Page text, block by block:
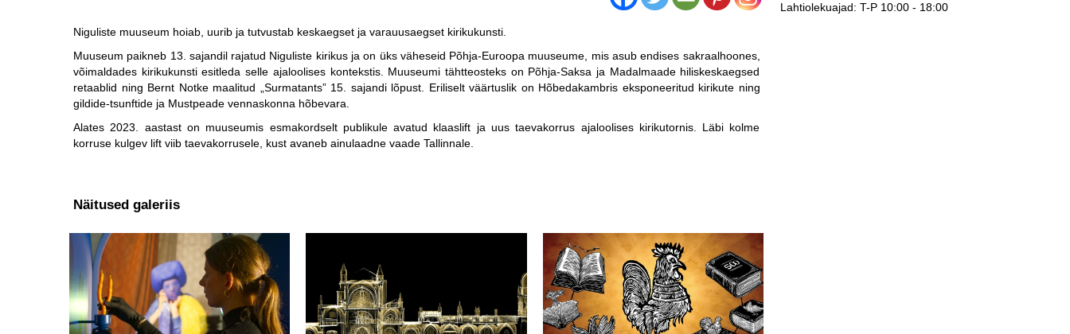
Niguliste muuseum hoiab, uurib ja tutvustab keskaegset ja varauusaegset kirikukunsti.
Muuseum paikneb 13. sajandil rajatud Niguliste kirikus ja on üks väheseid Põhja-Euroopa muuseume, mis asub endises sakraalhoones,
võimaldades kirikukunsti esitleda selle ajaloolises kontekstis. Muuseumi tähtteosteks on Põhja-Saksa ja Madalmaade hiliskeskaegsed
retaablid ning Bernt Notke maalitud „Surmatants” 15. sajandi lõpust. Eriliselt väärtuslik on Hõbedakambris eksponeeritud kirikute ning
gildide-tsunftide ja Mustpeade vennaskonna hõbevara.
Alates 2023. aastast on muuseumis esmakordselt publikule avatud klaaslift ja uus taevakorrus ajaloolises kirikutornis. Läbi kolme
korruse kulgev lift viib taevakorrusele, kust avaneb ainulaadne vaade Tallinnale.
Näitused galeriis
Lahtiolekuajad: T-P 10:00 - 18:00